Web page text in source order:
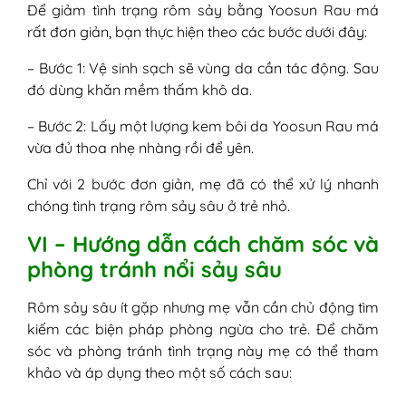
Để giảm tình trạng rôm sảy bằng Yoosun Rau má
rất đơn giản, bạn thực hiện theo các bước dưới đây:
– Bước 1: Vệ sinh sạch sẽ vùng da cần tác động. Sau
đó dùng khăn mềm thấm khô da.
– Bước 2: Lấy một lượng kem bôi da Yoosun Rau má
vừa đủ thoa nhẹ nhàng rồi để yên.
Chỉ với 2 bước đơn giản, mẹ đã có thể xử lý nhanh
chóng tình trạng rôm sảy sâu ở trẻ nhỏ.
VI – Hướng dẫn cách chăm sóc và
phòng tránh nổi sảy sâu
Rôm sảy sâu ít gặp nhưng mẹ vẫn cần chủ động tìm
kiếm các biện pháp phòng ngừa cho trẻ. Để chăm
sóc và phòng tránh tình trạng này mẹ có thể tham
khảo và áp dụng theo một số cách sau: